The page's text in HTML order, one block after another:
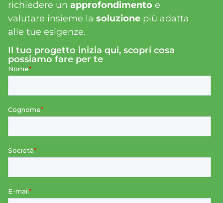
richiedere un approfondimento e
valutare insieme la soluzione più adatta
alle tue esigenze.
Il tuo progetto inizia qui, scopri cosa
possiamo fare per te​